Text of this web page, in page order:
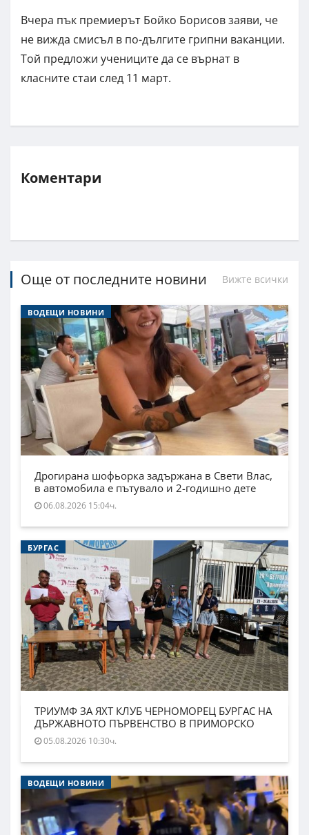
Вчера пък премиерът Бойко Борисов заяви, че
не вижда смисъл в по-дългите грипни ваканции.
Той предложи учениците да се върнат в
класните стаи след 11 март.
Коментари
Още от последните новини Вижте всички
ВОДЕЩИ НОВИНИ
Дрогирана шофьорка задържана в Свети Влас,
в автомобила е пътувало и 2-годишно дете
06.08.2026 15:04ч.
БУРГАС
ТРИУМФ ЗА ЯХТ КЛУБ ЧЕРНОМОРЕЦ БУРГАС НА
ДЪРЖАВНОТО ПЪРВЕНСТВО В ПРИМОРСКО
05.08.2026 10:30ч.
ВОДЕЩИ НОВИНИ